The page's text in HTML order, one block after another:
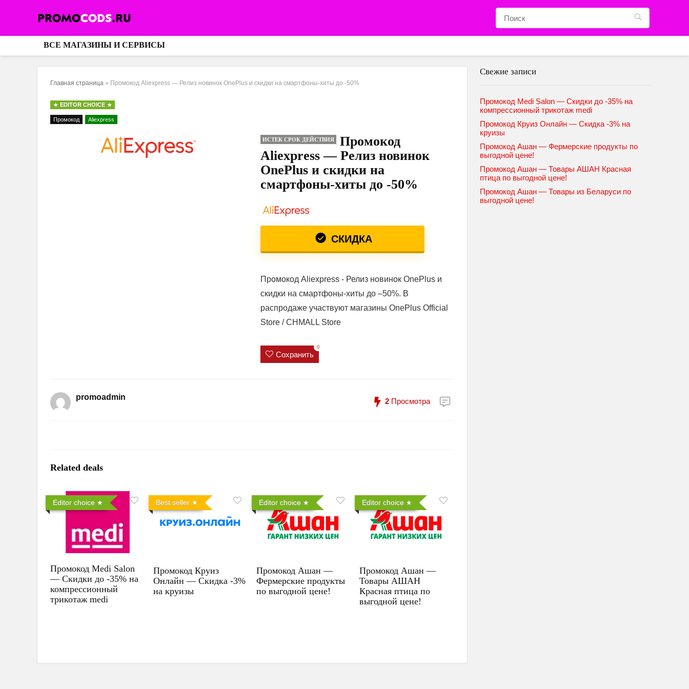
ВСЕ МАГАЗИНЫ И СЕРВИСЫ
Главная страница » Промокод Aliexpress — Релиз новинок OnePlus и скидки на смартфоны-хиты до -50%
EDITOR CHOICE
Промокод Aliexpress
ИСТЕК СРОК ДЕЙСТВИЯ
Промокод
Aliexpress — Релиз новинок
OnePlus и скидки на
смартфоны-хиты до -50%
СКИДКА
Промокод Aliexpress - Релиз новинок OnePlus и
скидки на смартфоны-хиты до –50%. В
распродаже участвуют магазины OnePlus Official
Store / CHMALL Store
Сохранить
0
promoadmin 2 Просмотра
Related deals
Editor choice
Промокод Medi Salon
— Скидки до -35% на
компрессионный
трикотаж medi
Best seller
Промокод Круиз
Онлайн — Скидка -3%
на круизы
Editor choice
Промокод Ашан —
Фермерские продукты
по выгодной цене!
Editor choice
Промокод Ашан —
Товары АШАН
Красная птица по
выгодной цене!
Свежие записи
Промокод Medi Salon — Скидки до -35% на
компрессионный трикотаж medi
Промокод Круиз Онлайн — Скидка -3% на
круизы
Промокод Ашан — Фермерские продукты по
выгодной цене!
Промокод Ашан — Товары АШАН Красная
птица по выгодной цене!
Промокод Ашан — Товары из Беларуси по
выгодной цене!